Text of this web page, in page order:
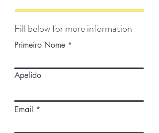
Fill below for more information
Primeiro Nome
Apelido
Email